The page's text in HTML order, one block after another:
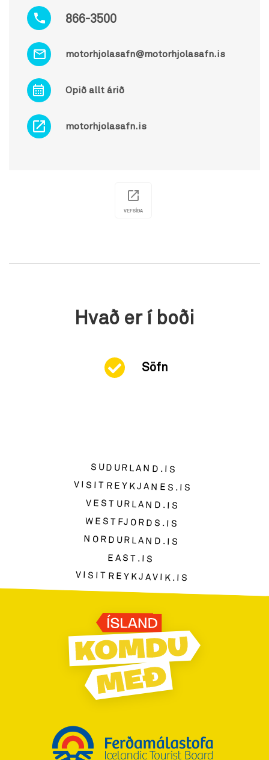
866-3500
motorhjolasafn@motorhjolasafn.is
Opið allt árið
motorhjolasafn.is
VEFSÍÐA
Hvað er í boði
Söfn
SUDURLAND.IS
VISITREYKJANES.IS
VESTURLAND.IS
WESTFJORDS.IS
NORDURLAND.IS
EAST.IS
VISITREYKJAVIK.IS